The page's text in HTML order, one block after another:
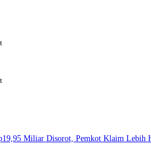
Miliar Disorot, Pemkot Klaim Lebih